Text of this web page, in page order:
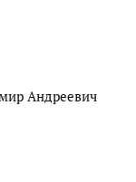
Андреевич